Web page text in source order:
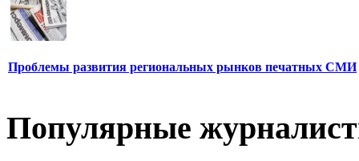
Проблемы развития региональных рынков печатных СМИ
Популярные